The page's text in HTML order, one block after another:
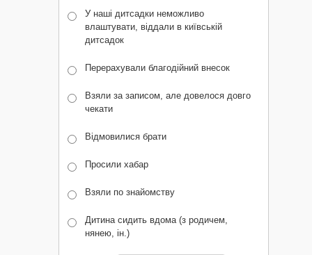
У наші дитсадки неможливо
влаштувати, віддали в київській
дитсадок
Перерахували благодійний внесок
Взяли за записом, але довелося довго
чекати
Відмовилися брати
Просили хабар
Взяли по знайомству
Дитина сидить вдома (з родичем,
нянею, ін.)